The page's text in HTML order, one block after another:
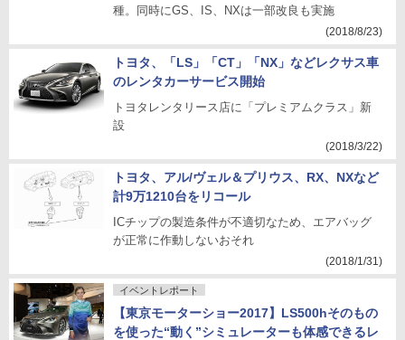
種。同時にGS、IS、NXは一部改良も実施
(2018/8/23)
トヨタ、「LS」「CT」「NX」などレクサス車
のレンタカーサービス開始
トヨタレンタリース店に「プレミアムクラス」新
設
(2018/3/22)
トヨタ、アル/ヴェル＆プリウス、RX、NXなど
計9万1210台をリコール
ICチップの製造条件が不適切なため、エアバッグ
が正常に作動しないおそれ
(2018/1/31)
イベントレポート
【東京モーターショー2017】LS500hそのもの
を使った“動く”シミュレーターも体感できるレ